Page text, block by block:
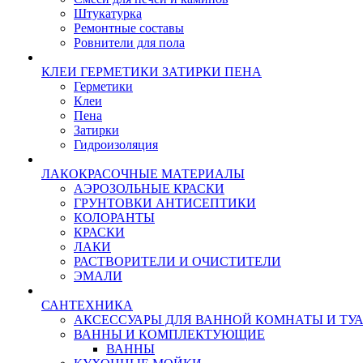
Штукатурка
Ремонтные составы
Ровнители для пола
КЛЕИ ГЕРМЕТИКИ ЗАТИРКИ ПЕНА
Герметики
Клеи
Пена
Затирки
Гидроизоляция
ЛАКОКРАСОЧНЫЕ МАТЕРИАЛЫ
АЭРОЗОЛЬНЫЕ КРАСКИ
ГРУНТОВКИ АНТИСЕПТИКИ
КОЛОРАНТЫ
КРАСКИ
ЛАКИ
РАСТВОРИТЕЛИ И ОЧИСТИТЕЛИ
ЭМАЛИ
САНТЕХНИКА
АКСЕССУАРЫ ДЛЯ ВАННОЙ КОМНАТЫ И
ВАННЫ И КОМПЛЕКТУЮЩИЕ
ВАННЫ